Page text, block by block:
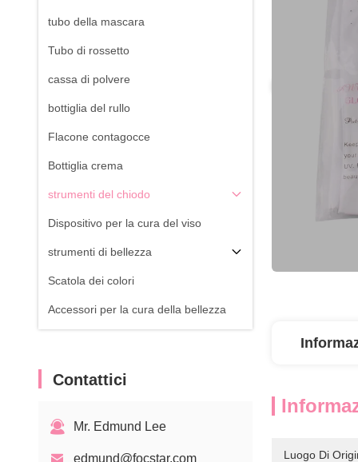
tubo della mascara
Tubo di rossetto
cassa di polvere
bottiglia del rullo
Flacone contagocce
Bottiglia crema
strumenti del chiodo
Dispositivo per la cura del viso
strumenti di bellezza
Scatola dei colori
Accessori per la cura della bellezza
Contattici
Mr. Edmund Lee
edmund@focstar.com Luogo Di